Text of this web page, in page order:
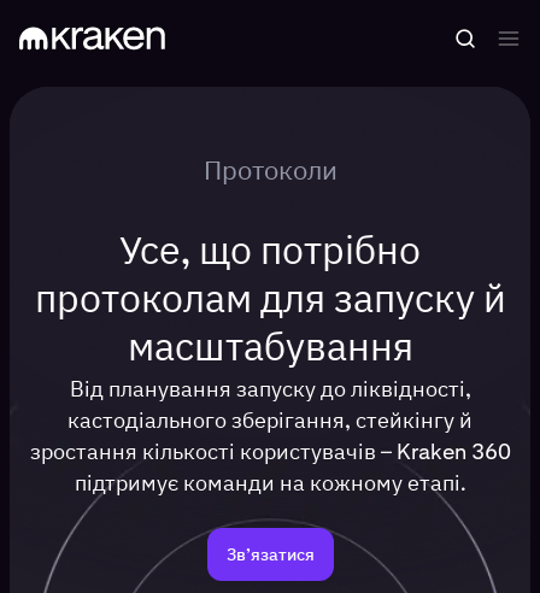
Протоколи
Усе, що потрібно
протоколам для запуску й
масштабування
Від планування запуску до ліквідності,
кастодіального зберігання, стейкінгу й
зростання кількості користувачів – Kraken 360
підтримує команди на кожному етапі.
Зв’язатися